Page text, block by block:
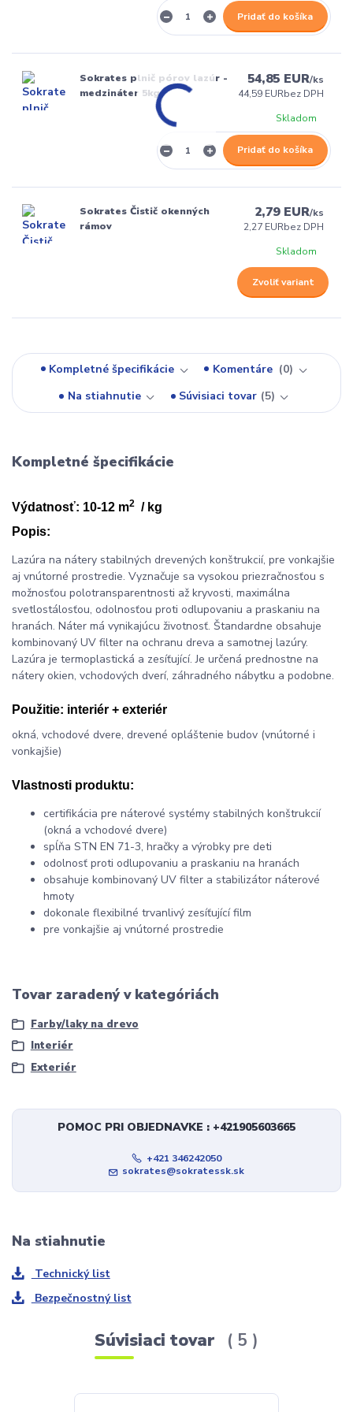
Pridať do košíka
Sokrates plnič pórov lazúr -
medzináter 5kg
54,85 EUR/ks
44,59 EURbez DPH
Skladom
Pridať do košíka
Sokrates Čistič okenných
rámov
2,79 EUR/ks
2,27 EURbez DPH
Skladom
Zvoliť variant
Kompletné špecifikácie Komentáre
0
Na stiahnutie
Súvisiaci tovar 5
Kompletné špecifikácie
Výdatnosť: 10-12 m2 / kg
Popis:
Lazúra na nátery stabilných drevených konštrukcií, pre vonkajšie
aj vnútorné prostredie. Vyznačuje sa vysokou priezračnosťou s
možnosťou polotransparentnosti až kryvosti, maximálna
svetlostálosťou, odolnosťou proti odlupovaniu a praskaniu na
hranách. Náter má vynikajúcu životnosť. Štandardne obsahuje
kombinovaný UV filter na ochranu dreva a samotnej lazúry.
Lazúra je termoplastická a zesíťující. Je určená prednostne na
nátery okien, vchodových dverí, záhradného nábytku a podobne.
Použitie: interiér + exteriér
okná, vchodové dvere, drevené opláštenie budov (vnútorné i
vonkajšie)
Vlastnosti produktu:
certifikácia pre náterové systémy stabilných konštrukcií
(okná a vchodové dvere)
spĺňa STN EN 71-3, hračky a výrobky pre deti
odolnosť proti odlupovaniu a praskaniu na hranách
obsahuje kombinovaný UV filter a stabilizátor náterové
hmoty
dokonale flexibilné trvanlivý zesíťující film
pre vonkajšie aj vnútorné prostredie
Tovar zaradený v kategóriách
Farby/laky na drevo
Interiér
Exteriér
POMOC PRI OBJEDNAVKE : +421905603665
+421 346242050
sokrates@sokratessk.sk
Na stiahnutie
Technický list
Bezpečnostný list
Súvisiaci tovar 5